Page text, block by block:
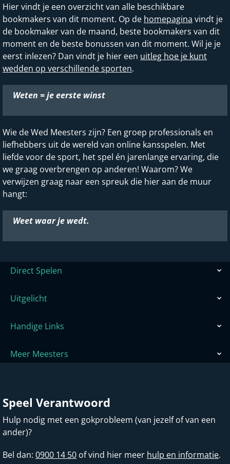
Hier vindt je een overzicht van alle beschikbare
bookmakers van dit moment. Op de homepagina vindt je
de bookmaker van de maand, beste bookmakers van dit
moment en de beste bonussen van dit moment. Wil je je
eerst inlezen? Dan vindt je hier een uitleg hoe je kunt
wedden op verschillende sporten.
Weten = je eerste winst
Wie de Wed Meesters zijn? Een groep professionals en
liefhebbers uit de wereld van online kansspelen. Met
liefde voor de sport, het spel én jarenlange ervaring, die
we graag overbrengen op anderen! Waarom? We
verwijzen graag naar een spreuk die hier aan de muur
hangt:
Weet waar je wedt.
Direct Spelen
Uitgelicht
Handige Links
Meer Meesters
Speel Verantwoord
Hulp nodig met een gokprobleem (van jezelf of van een
ander)?
Bel dan: 0900 14 50 of vind hier meer hulp en informatie.